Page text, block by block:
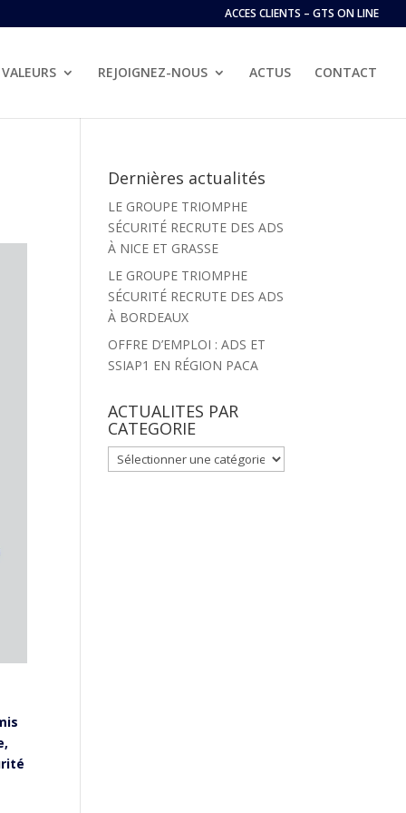
ACCES CLIENTS – GTS ON LINE
VALEURS REJOIGNEZ-NOUS ACTUS CONTACT
Dernières actualités
LE GROUPE TRIOMPHE
SÉCURITÉ RECRUTE DES ADS
À NICE ET GRASSE
LE GROUPE TRIOMPHE
SÉCURITÉ RECRUTE DES ADS
À BORDEAUX
OFFRE D’EMPLOI : ADS ET
SSIAP1 EN RÉGION PACA
ACTUALITES PAR
CATEGORIE
ACTUALITES
PAR